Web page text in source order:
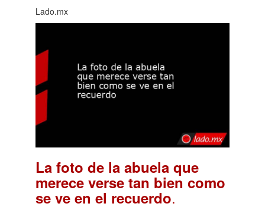
Lado.mx
La foto de la abuela que
merece verse tan bien como
se ve en el recuerdo.